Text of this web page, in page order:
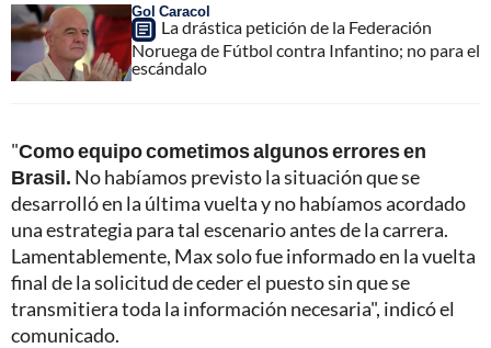
Gol Caracol
La drástica petición de la Federación
Noruega de Fútbol contra Infantino; no para el
escándalo
"Como equipo cometimos algunos errores en
Brasil. No habíamos previsto la situación que se
desarrolló en la última vuelta y no habíamos acordado
una estrategia para tal escenario antes de la carrera.
Lamentablemente, Max solo fue informado en la vuelta
final de la solicitud de ceder el puesto sin que se
transmitiera toda la información necesaria", indicó el
comunicado.